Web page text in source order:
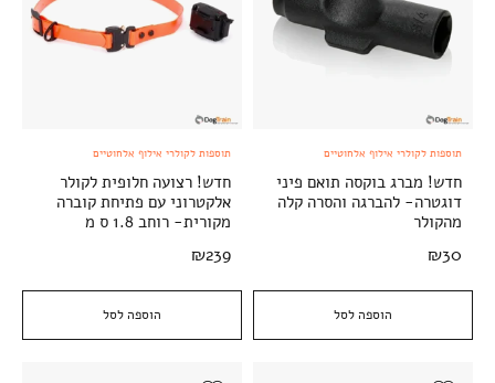
הוספה לסל
תוספות לקולרי אילוף אלחוטיים
חדש! מברג בוקסה תואם פיני
דוגטרה- להברגה והסרה קלה
מהקולר
₪30
הוספה לסל
תוספות לקולרי אילוף אלחוטיים
חדש! רצועה חלופית לקולר
אלקטרוני עם פתיחת קוברה
מקורית- רוחב 1.8 ס מ
₪239